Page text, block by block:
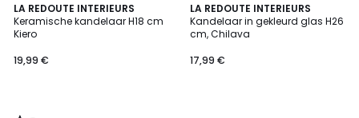
LA REDOUTE INTERIEURS
Keramische kandelaar H18 cm
Kiero
19,99 €
5
/
5
LA REDOUTE INTERIEURS
Kandelaar in gekleurd glas H26
cm, Chilava
17,99 €